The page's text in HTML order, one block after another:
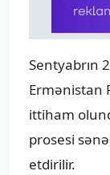
Sentyabrın
Ermənistan
ittiham
prosesi
etdirilir.